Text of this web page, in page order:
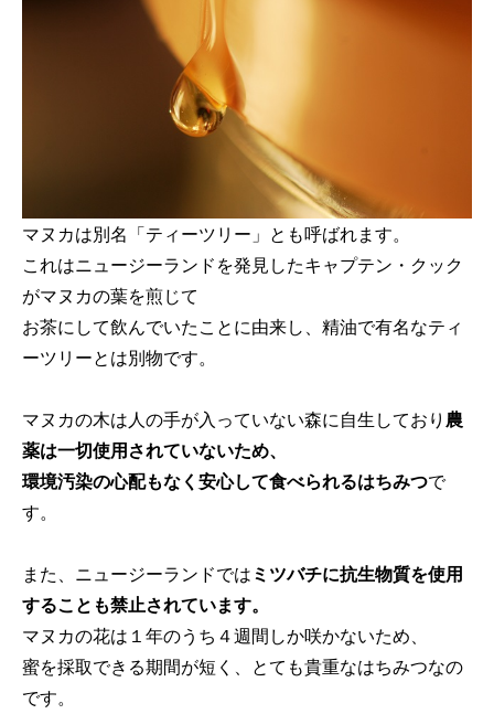
マヌカは別名「ティーツリー」とも呼ばれます。
これはニュージーランドを発見したキャプテン・クック
がマヌカの葉を煎じて
お茶にして飲んでいたことに由来し、精油で有名なティ
ーツリーとは別物です。
マヌカの木は人の手が入っていない森に自生しており 農
薬は一切使用されていないため、
環境汚染の心配もなく安心して食べられるはちみつで
す。
また、ニュージーランドでは ミツバチに抗生物質を使用
することも禁止されています。
マヌカの花は１年のうち４週間しか咲かないため、
蜜を採取できる期間が短く、とても貴重なはちみつなの
です。